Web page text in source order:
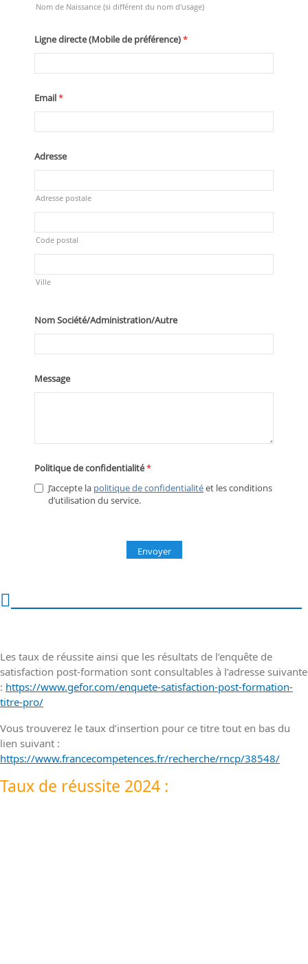
Les taux de réussite ainsi que les résultats de l’enquête de
satisfaction post-formation sont consultables à l’adresse suivante
: https://www.gefor.com/enquete-satisfaction-post-formation-
titre-pro/
Vous trouverez le taux d’insertion pour ce titre tout en bas du
lien suivant :
https://www.francecompetences.fr/recherche/rncp/38548/
Taux de réussite 2024 :